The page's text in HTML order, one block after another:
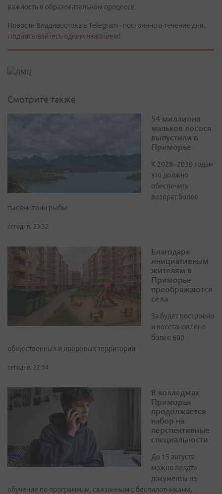
важность в образовательном процессе.
Новости Владивостока в Telegram - постоянно в течение дня.
Подписывайтесь одним нажатием!
Смотрите также
54 миллиона
мальков лосося
выпустили в
Приморье
К 2028–2030 годам
это должно
обеспечить
возврат более
тысячи тонн рыбы
сегодня, 23:32
Благодаря
инициативным
жителям в
Приморье
преображаются
села
За будет построено
и восстановлено
более 600
общественных и дворовых территорий
сегодня, 22:34
В колледжах
Приморья
продолжается
набор на
перспективные
специальности
До 15 августа
можно подать
документы на
обучение по программам, связанным с беспилотниками,